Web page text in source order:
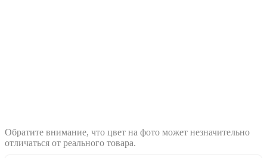
Обратите внимание, что цвет на фото может незначительно
отличаться от реального товара.